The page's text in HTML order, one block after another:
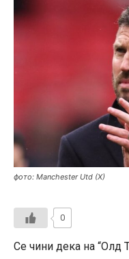
фото: Manchester Utd (X)
0
Се чини дека на “Олд